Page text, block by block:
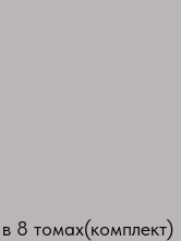
8 томах(комплект)